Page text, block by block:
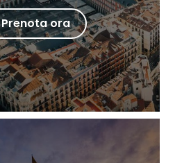
Prenota ora